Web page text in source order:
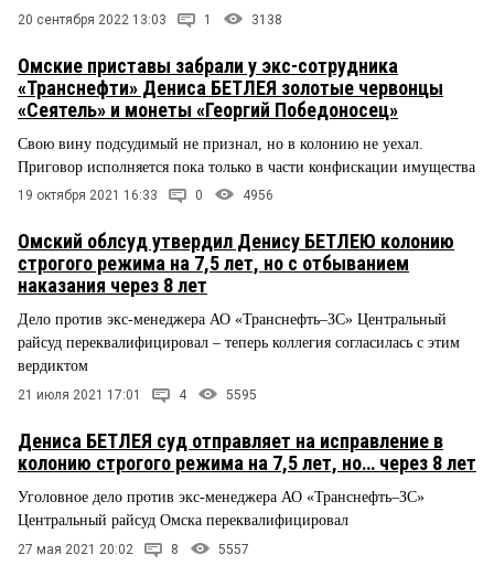
20 сентября 2022 13:03 1 3138
Омские приставы забрали у экс-сотрудника
«Транснефти» Дениса БЕТЛЕЯ золотые червонцы
«Сеятель» и монеты «Георгий Победоносец»
Свою вину подсудимый не признал, но в колонию не уехал.
Приговор исполняется пока только в части конфискации имущества
19 октября 2021 16:33 0 4956
Омский облсуд утвердил Денису БЕТЛЕЮ колонию
строгого режима на 7,5 лет, но с отбыванием
наказания через 8 лет
Дело против экс-менеджера АО «Транснефть–ЗС» Центральный
райсуд переквалифицировал – теперь коллегия согласилась с этим
вердиктом
21 июля 2021 17:01 4 5595
Дениса БЕТЛЕЯ суд отправляет на исправление в
колонию строгого режима на 7,5 лет, но… через 8 лет
Уголовное дело против экс-менеджера АО «Транснефть–ЗС»
Центральный райсуд Омска переквалифицировал
27 мая 2021 20:02 8 5557